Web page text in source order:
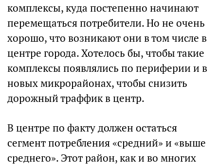
комплексы, куда постепенно начинают
перемещаться потребители. Но не очень
хорошо, что возникают они в том числе в
центре города. Хотелось бы, чтобы такие
комплексы появлялись по периферии и в
новых микрорайонах, чтобы снизить
дорожный траффик в центр.
В центре по факту должен остаться
сегмент потребления «средний» и «выше
среднего». Этот район, как и во многих